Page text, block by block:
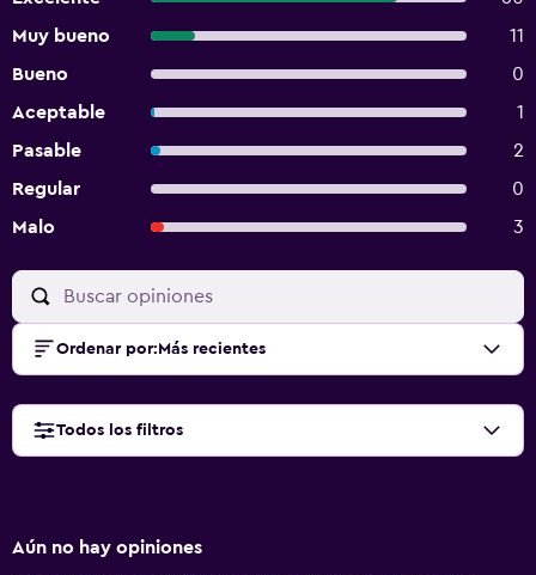
Muy bueno
11
Bueno
0
Aceptable
1
Pasable
2
Regular
0
Malo
3
Ordenar por: Más recientes
Todos los filtros
Aún no hay opiniones